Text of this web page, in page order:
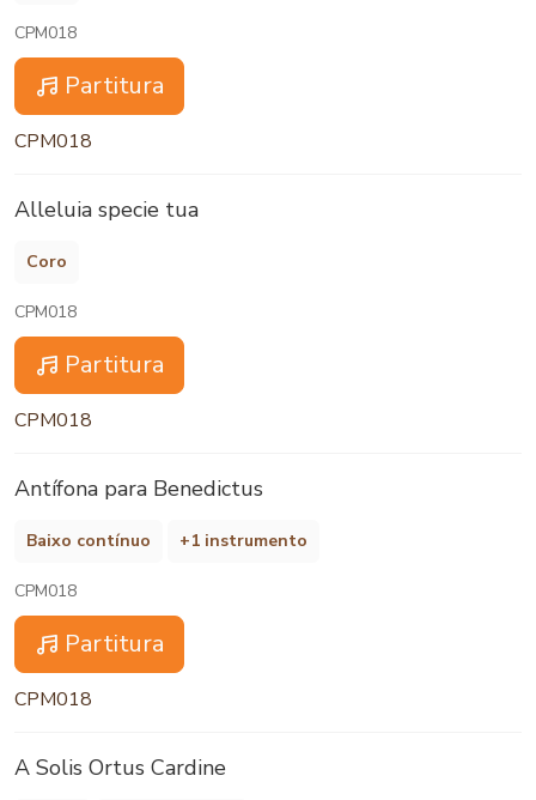
CPM018
Partitura
CPM018
Alleluia specie tua
Coro
CPM018
Partitura
CPM018
Antífona para Benedictus
Baixo contínuo +1 instrumento
CPM018
Partitura
CPM018
A Solis Ortus Cardine